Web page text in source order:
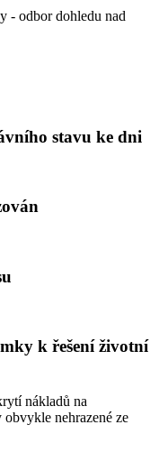
- odbor dohledu nad
stavu ke dni
k řešení životní
nákladů na
nehrazené ze